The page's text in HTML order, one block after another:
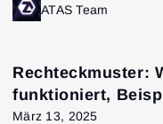
ATAS Team
Rechteckmuster:
funktioniert,
März 13, 2025